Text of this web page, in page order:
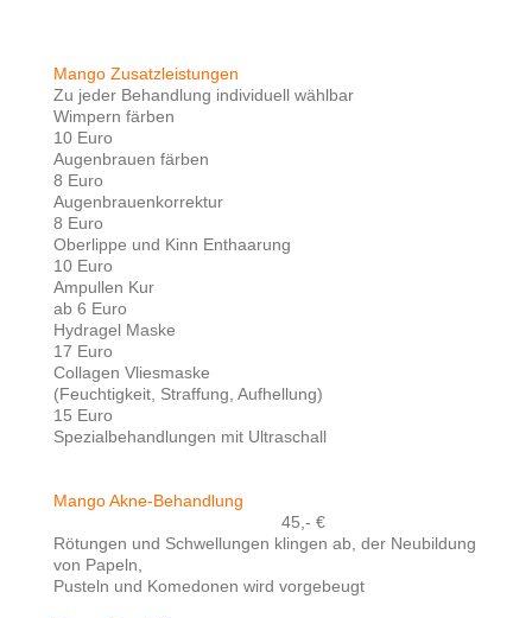
Mango Zusatzleistungen
Zu jeder Behandlung individuell wählbar
Wimpern färben
10 Euro
Augenbrauen färben
8 Euro
Augenbrauenkorrektur
8 Euro
Oberlippe und Kinn Enthaarung
10 Euro
Ampullen Kur
ab 6 Euro
Hydragel Maske
17 Euro
Collagen Vliesmaske
(Feuchtigkeit, Straffung, Aufhellung)
15 Euro
Spezialbehandlungen mit Ultraschall
Mango Akne-Behandlung
45,- €
Rötungen und Schwellungen klingen ab, der Neubildung
von Papeln,
Pusteln und Komedonen wird vorgebeugt